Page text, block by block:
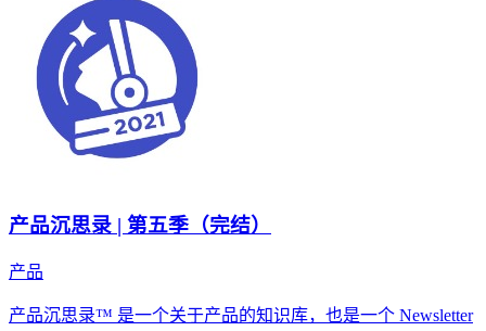
产品沉思录 | 第五季（完结）
产品
产品沉思录™ 是一个关于产品的知识库，也是一个 Newsletter